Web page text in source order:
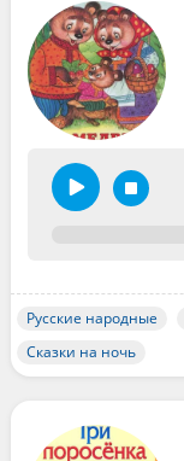
Русские народные
Сказки на ночь